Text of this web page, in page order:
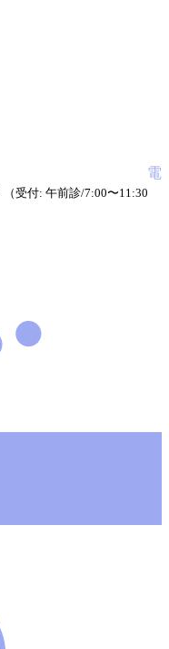
電
（受付: 午前診/7:00〜11:30